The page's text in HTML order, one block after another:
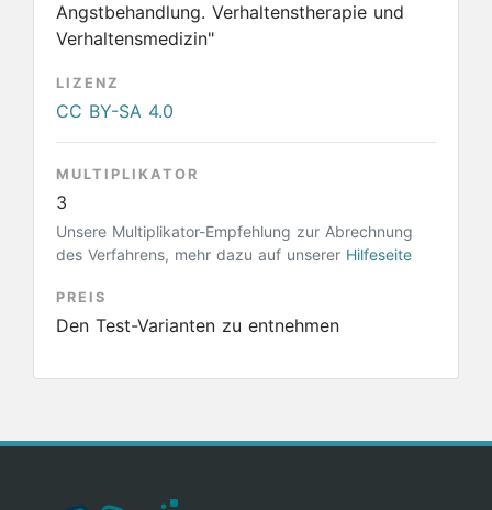
Angstbehandlung. Verhaltenstherapie und
Verhaltensmedizin"
LIZENZ
CC BY-SA 4.0
MULTIPLIKATOR
3
Unsere Multiplikator-Empfehlung zur Abrechnung
des Verfahrens, mehr dazu auf unserer Hilfeseite
PREIS
Den Test-Varianten zu entnehmen